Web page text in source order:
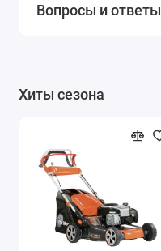
Вопросы и ответы
Хиты сезона